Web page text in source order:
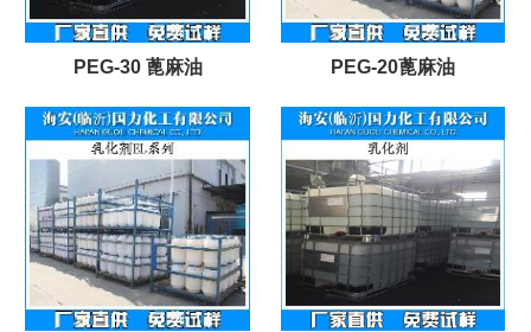
PEG-30 蓖麻油 PEG-20蓖麻油